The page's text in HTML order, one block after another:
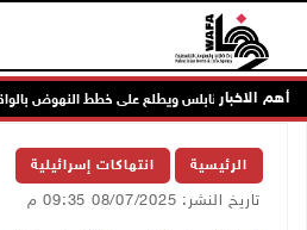
أهم الاخبار
بلدي نابلس ويطلع على خطط النهوض بالواقع
الرئيسية انتهاكات إسرائيلية
تاريخ النشر: 08/07/2025 09:35 م